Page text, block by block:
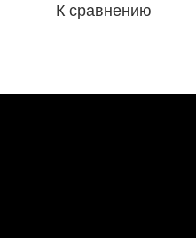
К сравнению